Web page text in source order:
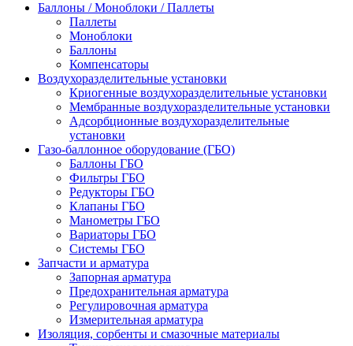
Баллоны / Моноблоки / Паллеты
Паллеты
Моноблоки
Баллоны
Компенсаторы
Воздухоразделительные установки
Криогенные воздухоразделительные установки
Мембранные воздухоразделительные установки
Адсорбционные воздухоразделительные
установки
Газо-баллонное оборудование (ГБО)
Баллоны ГБО
Фильтры ГБО
Редукторы ГБО
Клапаны ГБО
Манометры ГБО
Вариаторы ГБО
Системы ГБО
Запчасти и арматура
Запорная арматура
Предохранительная арматура
Регулировочная арматура
Измерительная арматура
Изоляция, сорбенты и смазочные материалы